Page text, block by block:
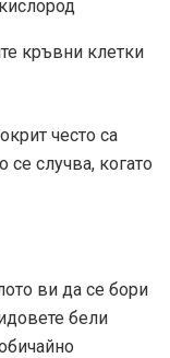
кръвни клетки
често са
се случва, когато
ви да се бори
бели